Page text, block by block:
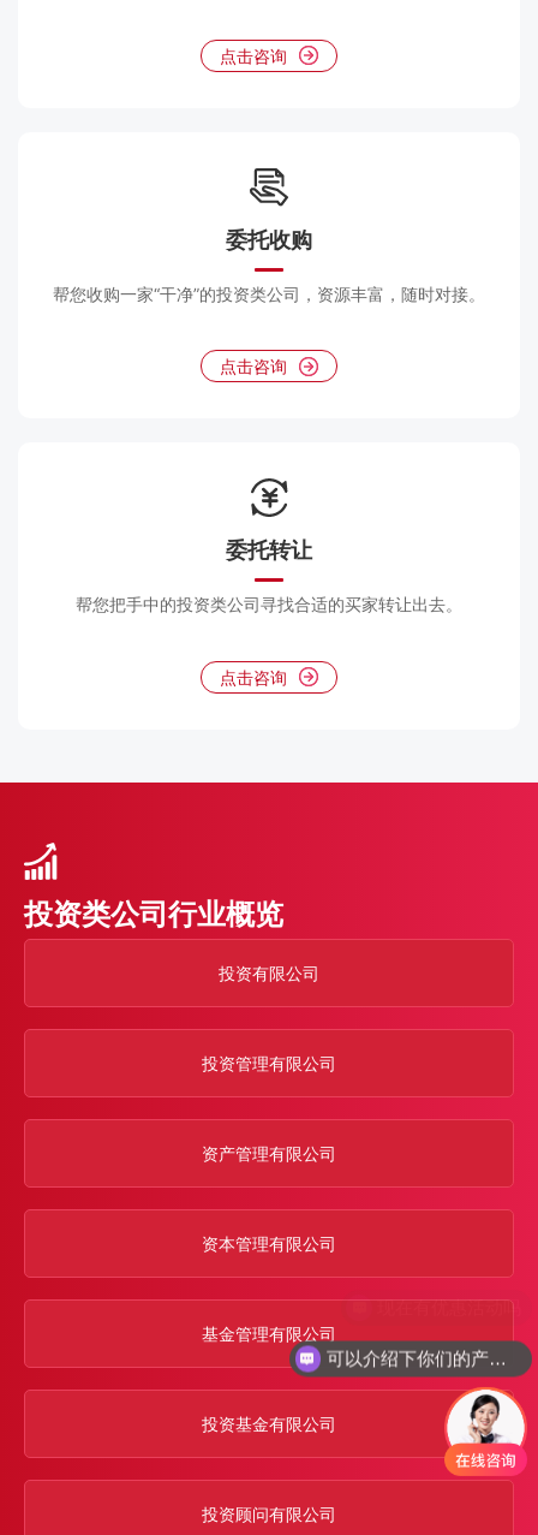
点击咨询
委托收购
帮您收购一家“干净”的投资类公司，资源丰富，随时对接。
点击咨询
委托转让
帮您把手中的投资类公司寻找合适的买家转让出去。
点击咨询
投资类公司行业概览
投资有限公司
投资管理有限公司
资产管理有限公司
资本管理有限公司
基金管理有限公司
投资基金有限公司
投资顾问有限公司
可以介绍下你们的产品么